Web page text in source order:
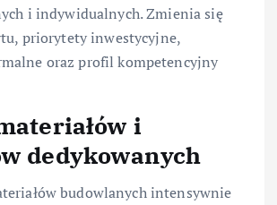
i indywidualnych. Zmienia się
priorytety inwestycyjne,
oraz profil kompetencyjny
i
dedykowanych
budowlanych intensywnie